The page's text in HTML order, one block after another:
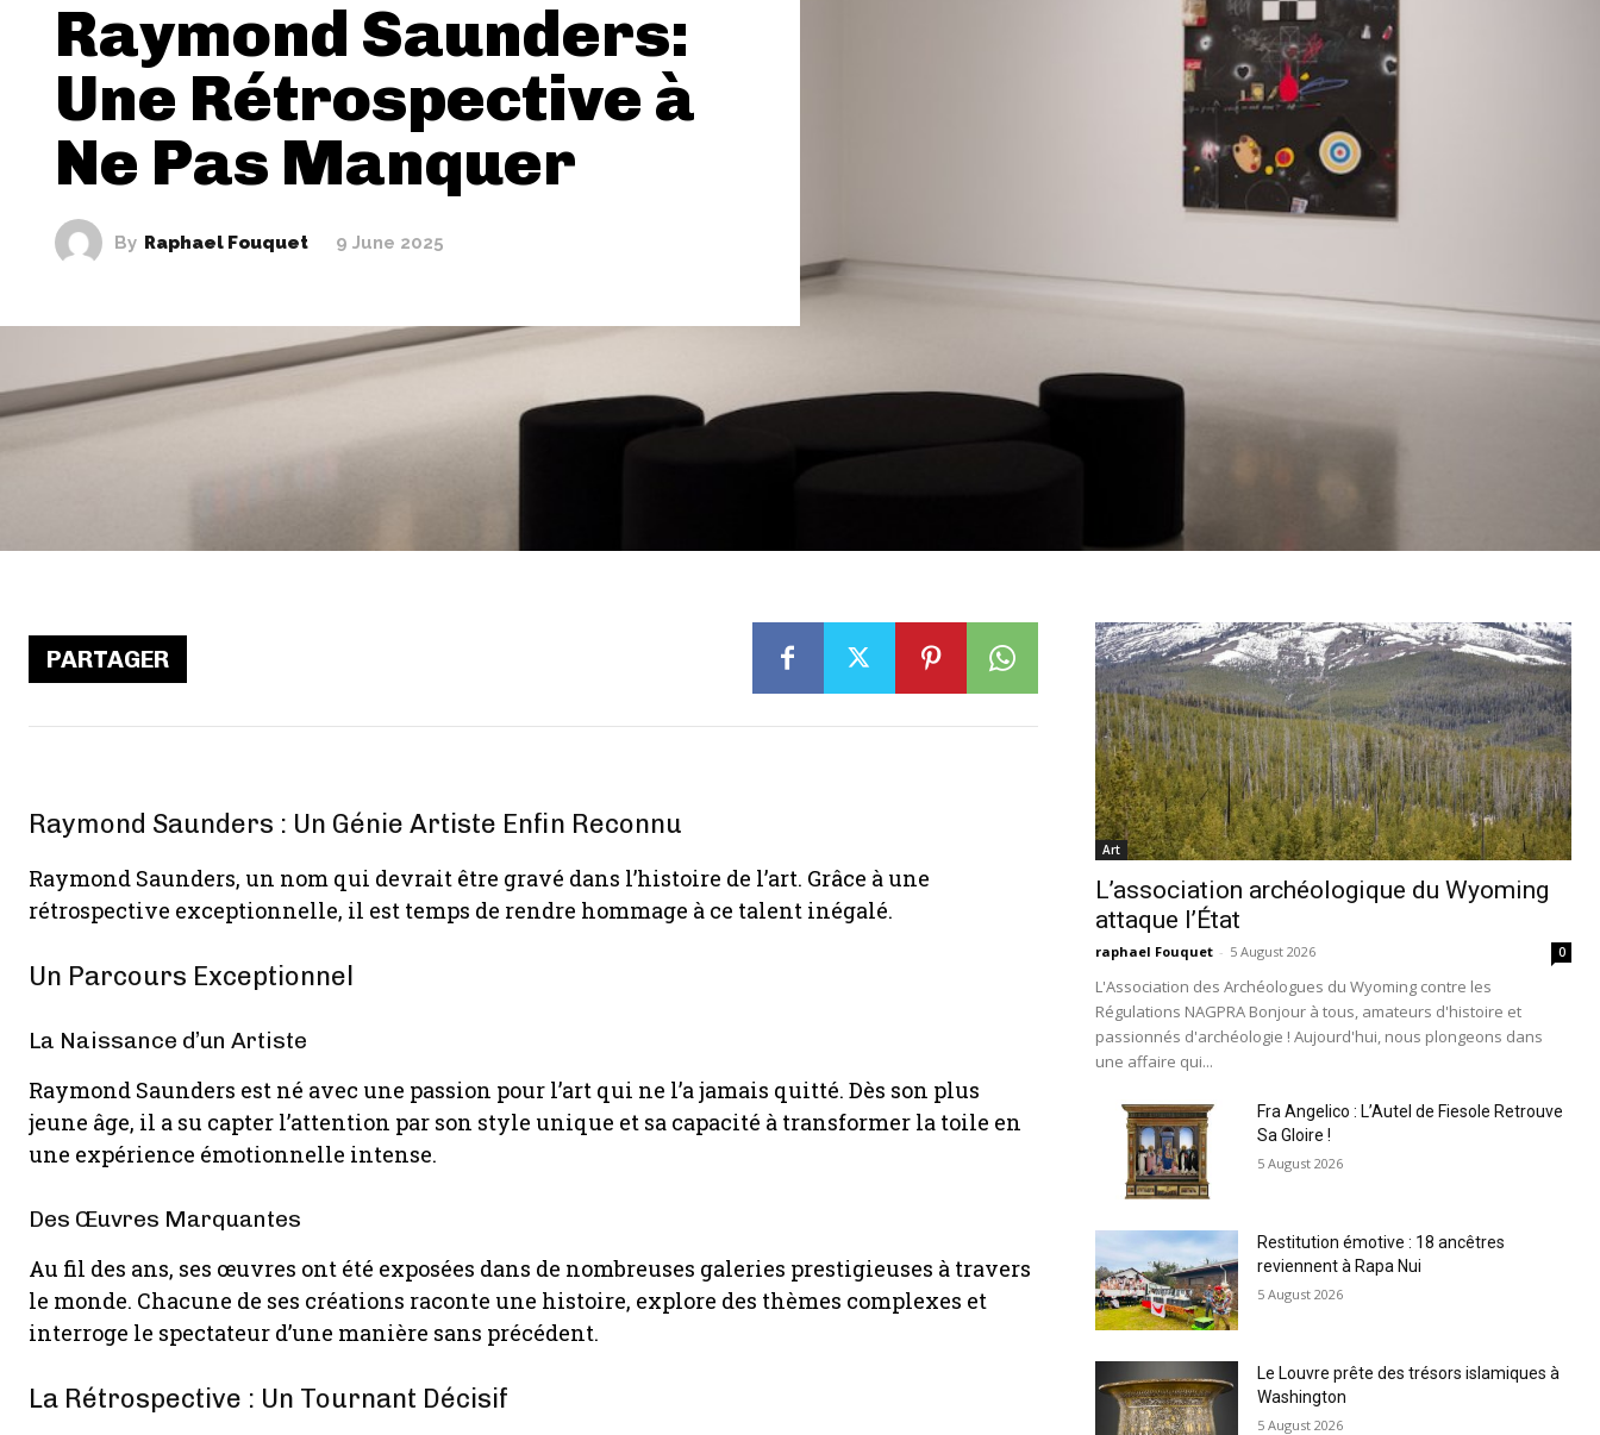
Raymond Saunders:
Une Rétrospective à
Ne Pas Manquer
By Raphael Fouquet 9 June 2025
PARTAGER
Raymond Saunders : Un Génie Artiste Enfin Reconnu
Raymond Saunders, un nom qui devrait être gravé dans l’histoire de l’art. Grâce à une
rétrospective exceptionnelle, il est temps de rendre hommage à ce talent inégalé.
Un Parcours Exceptionnel
La Naissance d’un Artiste
Raymond Saunders est né avec une passion pour l’art qui ne l’a jamais quitté. Dès son plus
jeune âge, il a su capter l’attention par son style unique et sa capacité à transformer la toile en
une expérience émotionnelle intense.
Des Œuvres Marquantes
Au fil des ans, ses œuvres ont été exposées dans de nombreuses galeries prestigieuses à travers
le monde. Chacune de ses créations raconte une histoire, explore des thèmes complexes et
interroge le spectateur d’une manière sans précédent.
La Rétrospective : Un Tournant Décisif
Art
L’association archéologique du Wyoming
attaque l’État
raphael Fouquet - 5 August 2026 0
L'Association des Archéologues du Wyoming contre les
Régulations NAGPRA Bonjour à tous, amateurs d'histoire et
passionnés d'archéologie ! Aujourd'hui, nous plongeons dans
une affaire qui...
Fra Angelico : L’Autel de Fiesole Retrouve
Sa Gloire !
5 August 2026
Restitution émotive : 18 ancêtres
reviennent à Rapa Nui
5 August 2026
Le Louvre prête des trésors islamiques à
Washington
5 August 2026